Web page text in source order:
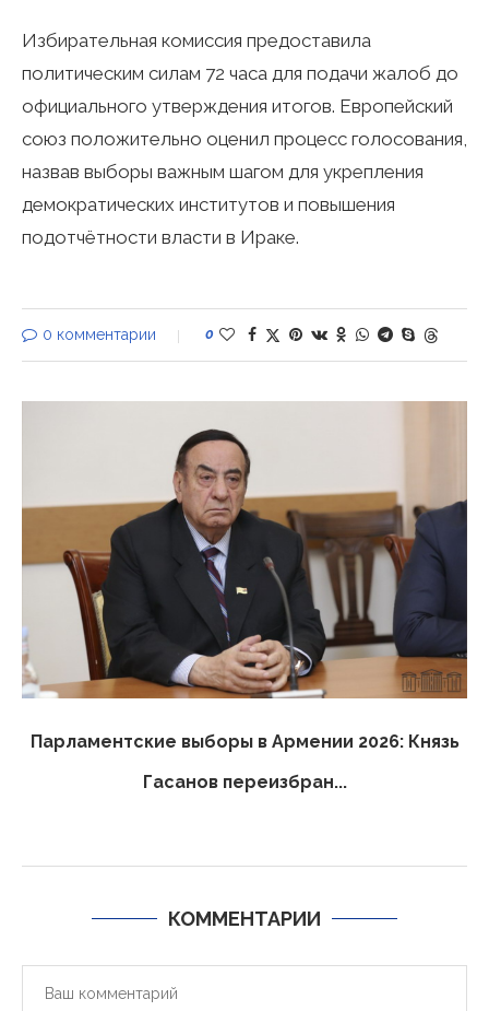
Избирательная комиссия предоставила
политическим силам 72 часа для подачи жалоб до
официального утверждения итогов. Европейский
союз положительно оценил процесс голосования,
назвав выборы важным шагом для укрепления
демократических институтов и повышения
подотчётности власти в Ираке.
0 комментарии 0
Парламентские выборы в Армении 2026: Князь
Гасанов переизбран...
КОММЕНТАРИИ